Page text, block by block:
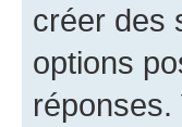
créer des
options
réponses.